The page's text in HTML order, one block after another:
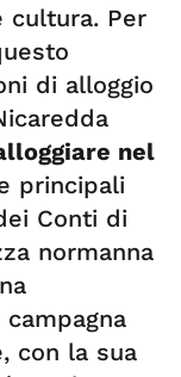
cultura. Per
di alloggio
nel
principali
Conti di
normanna
con la sua